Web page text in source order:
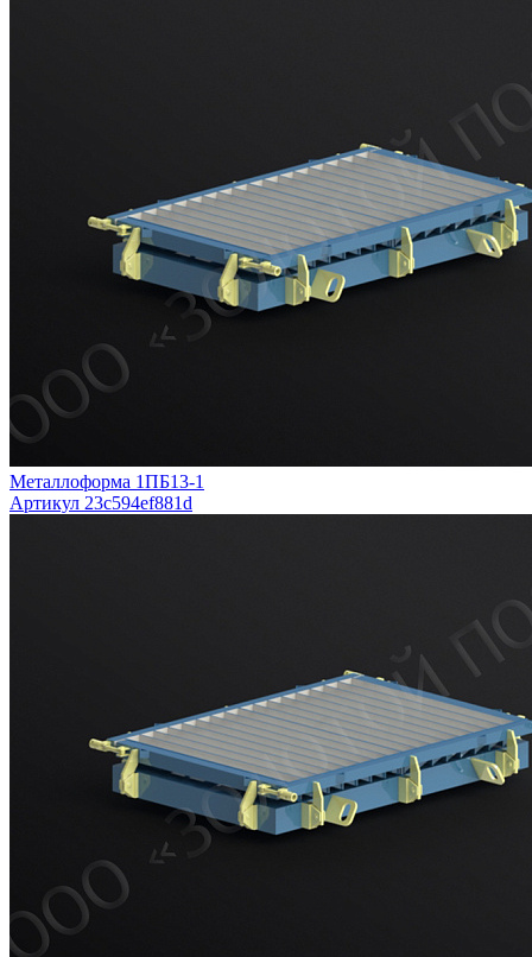
Металлоформа 1ПБ13-1
Артикул 23c594ef881d